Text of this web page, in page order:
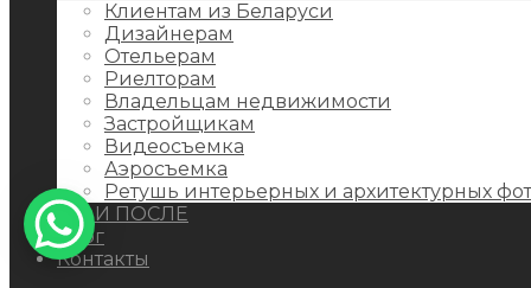
Клиентам из Беларуси
Дизайнерам
Отельерам
Риелторам
Владельцам недвижимости
Застройщикам
Видеосъемка
Аэросъемка
Ретушь интерьерных и архитектурных
ДО И ПОСЛЕ
Блог
Контакты